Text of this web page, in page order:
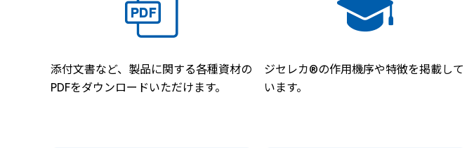
添付文書など、製品に関する各種資材の
PDFをダウンロードいただけます。
ジセレカ®の作用機序や特徴を掲載して
います。